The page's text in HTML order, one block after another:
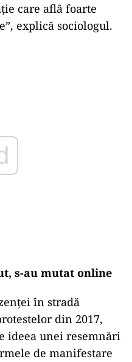
care află foarte
explică sociologul.
s-au mutat online
în stradă
din 2017,
ideea unei resemnări
de manifestare